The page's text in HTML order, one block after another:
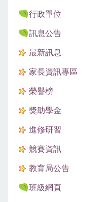
行政單位
訊息公告
最新訊息
家長資訊專區
榮譽榜
獎助學金
進修研習
競賽資訊
教育局公告
班級網頁